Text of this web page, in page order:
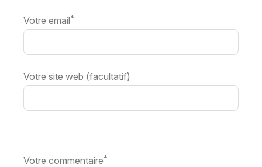
Votre email*
Votre site web (facultatif)
Votre commentaire*